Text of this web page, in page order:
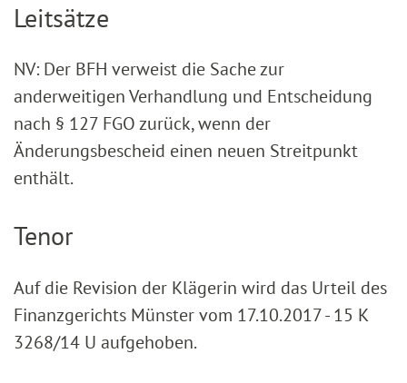
Leitsätze
NV: Der BFH verweist die Sache zur
anderweitigen Verhandlung und Entscheidung
nach § 127 FGO zurück, wenn der
Änderungsbescheid einen neuen Streitpunkt
enthält.
Tenor
Auf die Revision der Klägerin wird das Urteil des
Finanzgerichts Münster vom 17.10.2017 - 15 K
3268/14 U aufgehoben.